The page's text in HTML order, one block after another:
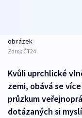
obrázek
Zdroj: ČT24
Kvůli uprchlické
zemi, obává se
průzkum
dotázaných si